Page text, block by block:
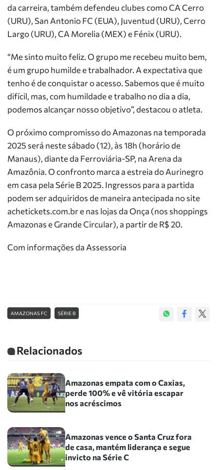
da carreira, também defendeu clubes como CA Cerro
(URU), San Antonio FC (EUA), Juventud (URU), Cerro
Largo (URU), CA Morelia (MEX) e Fénix (URU).
“Me sinto muito feliz. O grupo me recebeu muito bem,
é um grupo humilde e trabalhador. A expectativa que
tenho é de conquistar o acesso. Sabemos que é muito
difícil, mas, com humildade e trabalho no dia a dia,
podemos alcançar nosso objetivo”, destacou o atleta.
O próximo compromisso do Amazonas na temporada
2025 será neste sábado (12), às 18h (horário de
Manaus), diante da Ferroviária-SP, na Arena da
Amazônia. O confronto marca a estreia do Aurinegro
em casa pela Série B 2025. Ingressos para a partida
podem ser adquiridos de maneira antecipada no site
achetickets.com.br e nas lojas da Onça (nos shoppings
Amazonas e Grande Circular), a partir de R$ 20.
Com informações da Assessoria
AMAZONAS FC SÉRIE B
Relacionados
Amazonas empata com o Caxias,
perde 100% e vê vitória escapar
nos acréscimos
Amazonas vence o Santa Cruz fora
de casa, mantém liderança e segue
invicto na Série C